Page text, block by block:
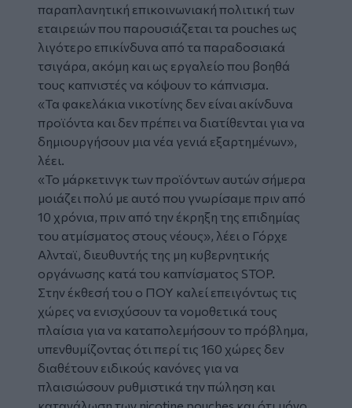
παραπλανητική επικοινωνιακή πολιτική των
εταιρειών που παρουσιάζεται τα pouches ως
λιγότερο επικίνδυνα από τα παραδοσιακά
τσιγάρα, ακόμη και ως εργαλείο που βοηθά
τους καπνιστές να κόψουν το κάπνισμα.
«Τα φακελάκια νικοτίνης δεν είναι ακίνδυνα
προϊόντα και δεν πρέπει να διατίθενται για να
δημιουργήσουν μια νέα γενιά εξαρτημένων»,
λέει.
«Το μάρκετινγκ των προϊόντων αυτών σήμερα
μοιάζει πολύ με αυτό που γνωρίσαμε πριν από
10 χρόνια, πριν από την έκρηξη της επιδημίας
του ατμίσματος στους νέους», λέει ο Γόρχε
Αλνταϊ, διευθυντής της μη κυβερνητικής
οργάνωσης κατά του καπνίσματος STOP.
Στην έκθεσή του ο ΠΟΥ καλεί επειγόντως τις
χώρες να ενισχύσουν τα νομοθετικά τους
πλαίσια για να καταπολεμήσουν το πρόβλημα,
υπενθυμίζοντας ότι περί τις 160 χώρες δεν
διαθέτουν ειδικούς κανόνες για να
πλαισιώσουν ρυθμιστικά την πώληση και